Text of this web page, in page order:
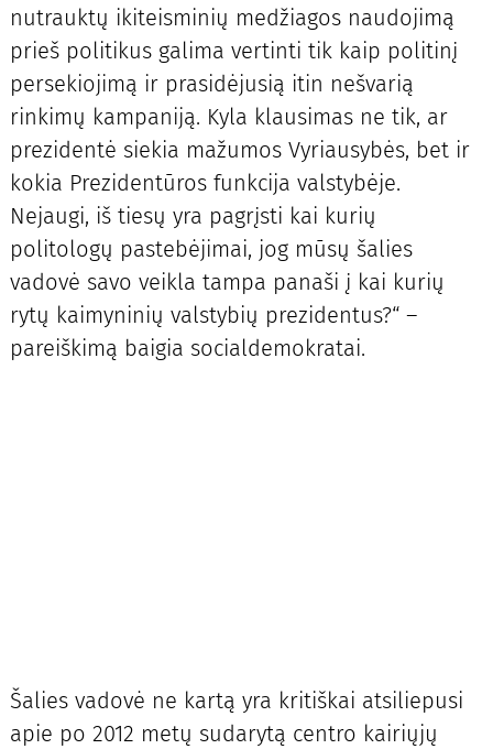
nutrauktų ikiteisminių medžiagos naudojimą
prieš politikus galima vertinti tik kaip politinį
persekiojimą ir prasidėjusią itin nešvarią
rinkimų kampaniją. Kyla klausimas ne tik, ar
prezidentė siekia mažumos Vyriausybės, bet ir
kokia Prezidentūros funkcija valstybėje.
Nejaugi, iš tiesų yra pagrįsti kai kurių
politologų pastebėjimai, jog mūsų šalies
vadovė savo veikla tampa panaši į kai kurių
rytų kaimyninių valstybių prezidentus?“ –
pareiškimą baigia socialdemokratai.
Šalies vadovė ne kartą yra kritiškai atsiliepusi
apie po 2012 metų sudarytą centro kairiųjų